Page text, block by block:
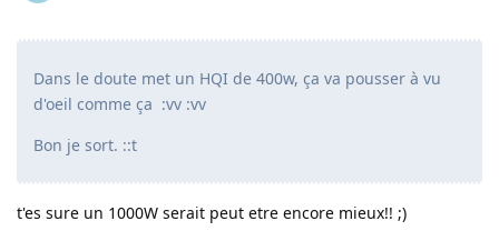
Dans le doute met un HQI de 400w, ça va pousser à vu
d'oeil comme ça :vv :vv
Bon je sort. ::t
t'es sure un 1000W serait peut etre encore mieux!! ;)